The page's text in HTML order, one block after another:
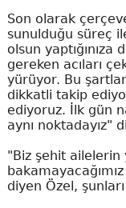
Son olarak
sunulduğu süreç
olsun yaptığınıza
gereken acıları
yürüyor. Bu
dikkatli takip
ediyoruz. İlk gün
aynı noktadayız"
"Biz şehit ailelerin
diyen Özel,